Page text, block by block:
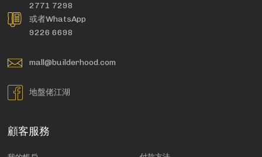
2771 7298
或者WhatsApp
9226 6698
mall@builderhood.com
地盤佬江湖
顧客服務